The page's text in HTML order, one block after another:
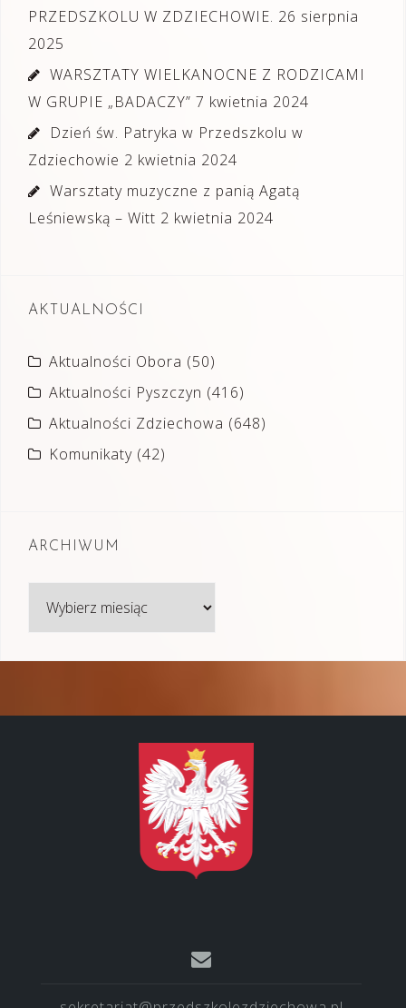
PRZEDSZKOLU W ZDZIECHOWIE. 26 sierpnia
2025
WARSZTATY WIELKANOCNE Z RODZICAMI
W GRUPIE „BADACZY” 7 kwietnia 2024
Dzień św. Patryka w Przedszkolu w
Zdziechowie 2 kwietnia 2024
Warsztaty muzyczne z panią Agatą
Leśniewską – Witt 2 kwietnia 2024
AKTUALNOŚCI
Aktualności Obora (50)
Aktualności Pyszczyn (416)
Aktualności Zdziechowa (648)
Komunikaty (42)
ARCHIWUM